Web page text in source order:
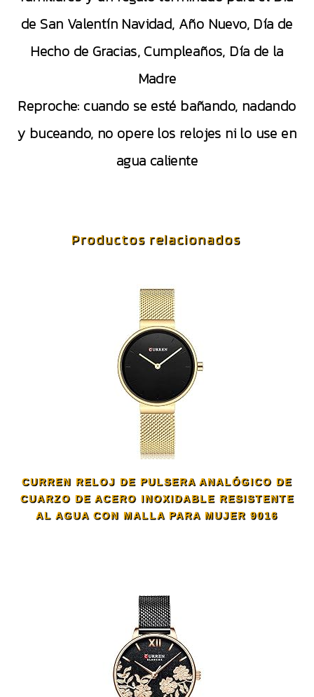
de San Valentín Navidad, Año Nuevo, Día de
Hecho de Gracias, Cumpleaños, Día de la
Madre
Reproche: cuando se esté bañando, nadando
y buceando, no opere los relojes ni lo use en
agua caliente
Productos relacionados
CURREN RELOJ DE PULSERA ANALÓGICO DE
CUARZO DE ACERO INOXIDABLE RESISTENTE
AL AGUA CON MALLA PARA MUJER 9016